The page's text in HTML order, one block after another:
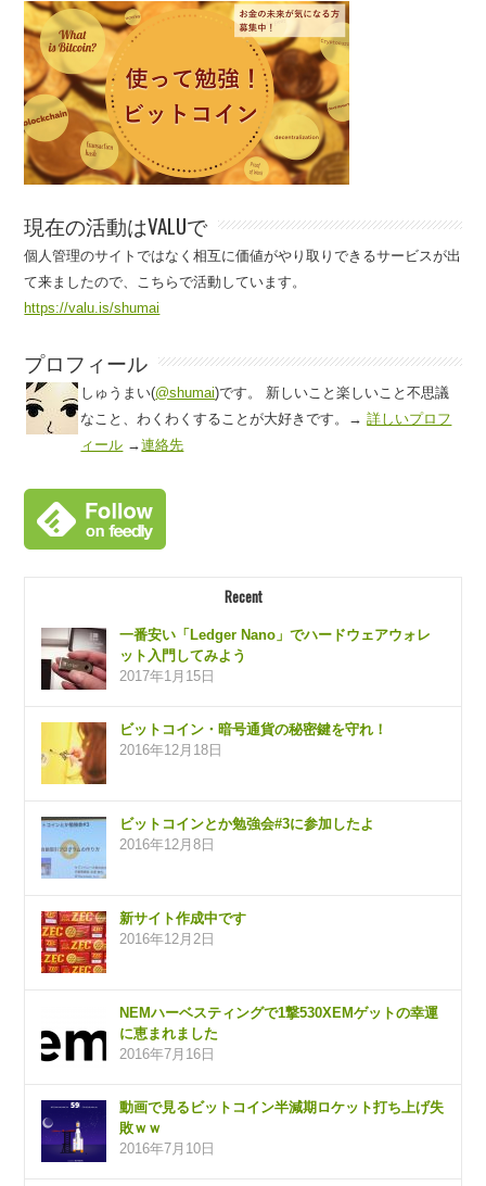
現在の活動はVALUで
個人管理のサイトではなく相互に価値がやり取りできるサービスが出
て来ましたので、こちらで活動しています。
https://valu.is/shumai
プロフィール
しゅうまい(@shumai)です。 新しいこと楽しいこと不思議
なこと、わくわくすることが大好きです。→詳しいプロフ
ィール →連絡先
Recent
一番安い「Ledger Nano」でハードウェアウォレ
ット入門してみよう
2017年1月15日
ビットコイン・暗号通貨の秘密鍵を守れ！
2016年12月18日
ビットコインとか勉強会#3に参加したよ
2016年12月8日
新サイト作成中です
2016年12月2日
NEMハーベスティングで1撃530XEMゲットの幸運
に恵まれました
2016年7月16日
動画で見るビットコイン半減期ロケット打ち上げ失
敗ｗｗ
2016年7月10日